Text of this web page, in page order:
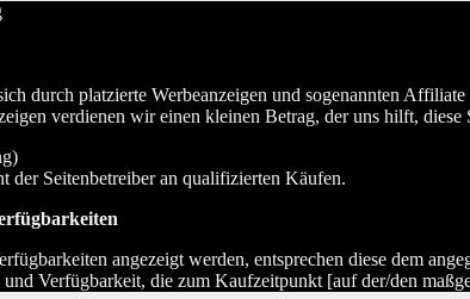
durch platzierte Werbeanzeigen und sogenannten
verdienen wir einen kleinen Betrag, der uns hilft, diese
der Seitenbetreiber an qualifizierten Käufen.
angezeigt werden, entsprechen diese dem
und Verfügbarkeit, die zum Kaufzeitpunkt [auf der/den